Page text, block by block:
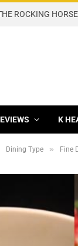
K
Dining Type » Fine